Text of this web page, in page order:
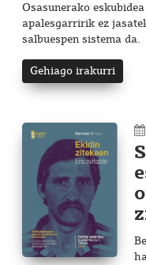
Osasunerako
apalesgarririk ez
salbuespen sistema da.
Gehiago irakurri